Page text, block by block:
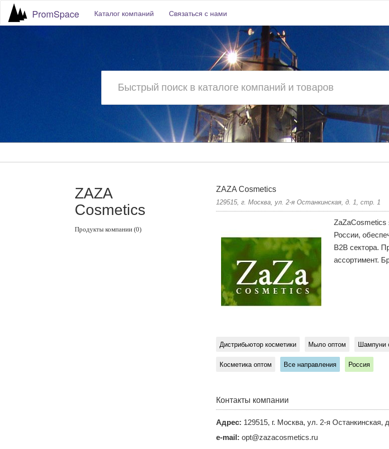
PromSpace Каталог компаний Связаться с нами
ZAZA
Cosmetics
Продукты компании (0)
ZAZA Cosmetics
129515, г. Москва, ул. 2-я Останкинская, д. 1, стр. 1
ZaZaСosmetics
России,
B2B сектора.
ассортимент.
Дистрибьютор косметики Мыло оптом Шампуни
Косметика оптом Все направления Россия
Контакты компании
Адрес: 129515, г. Москва, ул. 2-я Останкинская,
e-mail: opt@zazacosmetics.ru